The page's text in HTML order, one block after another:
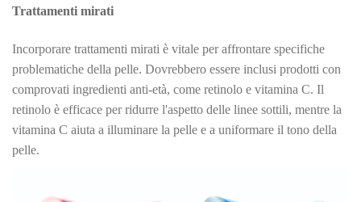
Trattamenti mirati
Incorporare trattamenti mirati è vitale per affrontare specifiche
problematiche della pelle. Dovrebbero essere inclusi prodotti con
comprovati ingredienti anti-età, come retinolo e vitamina C. Il
retinolo è efficace per ridurre l'aspetto delle linee sottili, mentre la
vitamina C aiuta a illuminare la pelle e a uniformare il tono della
pelle.